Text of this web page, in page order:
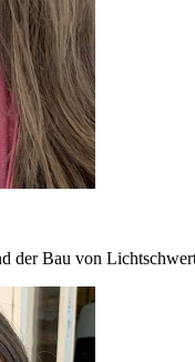
Bau von